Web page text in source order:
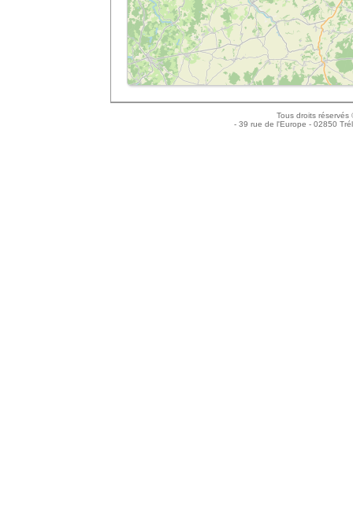
Tous droits
- 39 rue de l'Europe - 02850